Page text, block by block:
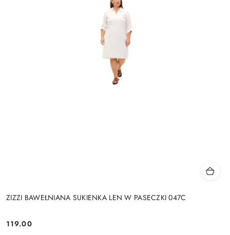
ZIZZI BAWEŁNIANA SUKIENKA LEN W PASECZKI 047C
Cena:
119.00